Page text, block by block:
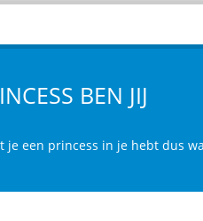
BEN JIJ
je een princess in je hebt dus